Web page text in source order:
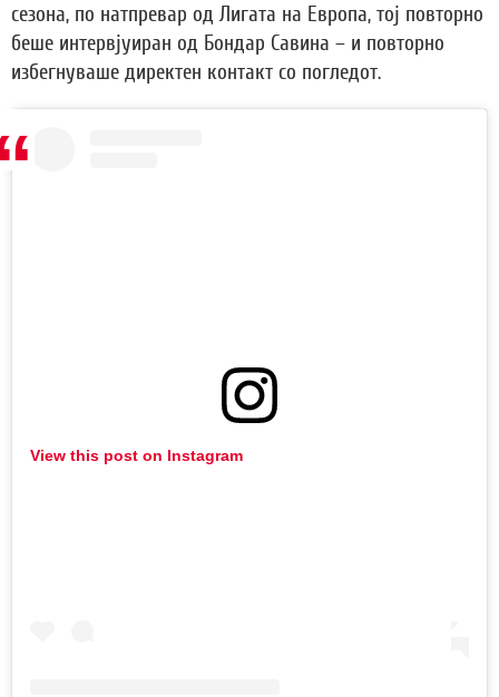
сезона, по натпревар од Лигата на Европа, тој повторно
беше интервјуиран од Бондар Савина – и повторно
избегнуваше директен контакт со погледот.
View this post on Instagram